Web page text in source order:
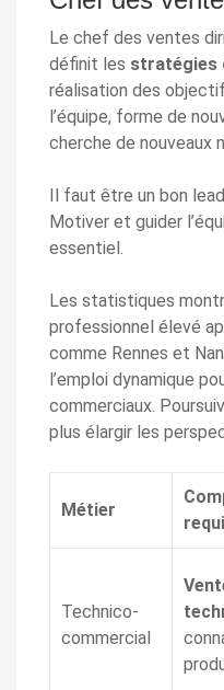
Le chef des ventes
définit les stratégies
réalisation des
l’équipe, forme de
cherche de nouveaux
Il faut être un bon
Motiver et guider
essentiel.
Les statistiques
professionnel élevé
comme Rennes et
l’emploi dynamique
commerciaux.
plus élargir les
Métier
Technico-
commercial